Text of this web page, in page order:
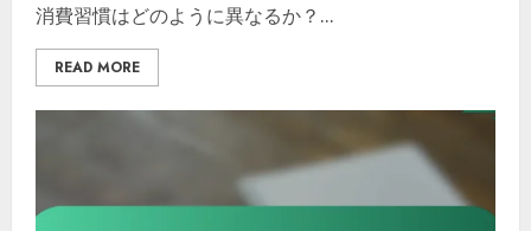
消費習慣はどのように異なるか？...
READ MORE